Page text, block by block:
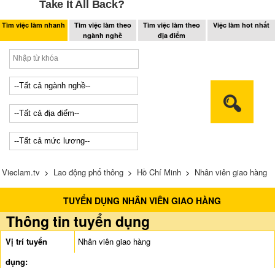
Tìm việc làm nhanh
Tìm việc làm theo
ngành nghề
Tìm việc làm theo
địa điểm
Việc làm hot nhất
Vieclam.tv > Lao động phổ thông > Hồ Chí Minh > Nhân viên giao hàng
TUYỂN DỤNG NHÂN VIÊN GIAO HÀNG
Thông tin tuyển dụng
Vị trí tuyển
dụng:
Nhân viên giao hàng